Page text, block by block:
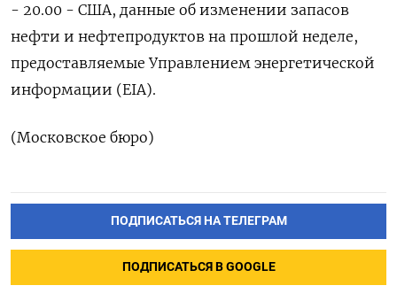
- 20.​00 - США, данные об изменении запасов
нефти и нефтепродуктов на прошлой ‌неделе,
предоставляемые Управлением энергетической
информации (EIA).
(Московское бюро)
ПОДПИСАТЬСЯ НА ТЕЛЕГРАМ
ПОДПИСАТЬСЯ В GOOGLE